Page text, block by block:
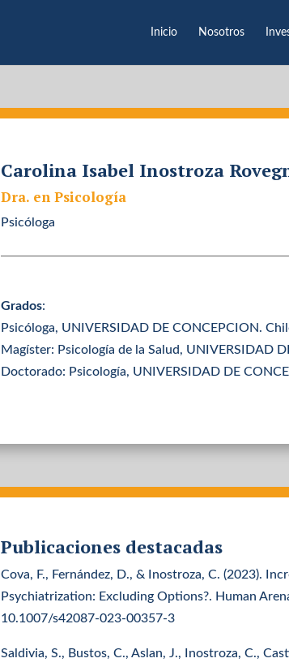
Inicio Nosotros
Carolina Isabel Inostroza
Dra. en Psicología
Psicóloga
Grados:
Psicóloga, UNIVERSIDAD DE CONCEPCION.
Magíster: Psicología de la Salud, UNIVERSIDAD
Doctorado: Psicología, UNIVERSIDAD DE
Publicaciones destacadas
Cova, F., Fernández, D., & Inostroza, C. (2023).
Psychiatrization: Excluding Options?. Human
10.1007/s42087-023-00357-3
Saldivia, S., Bustos, C., Aslan, J., Inostroza, C.,